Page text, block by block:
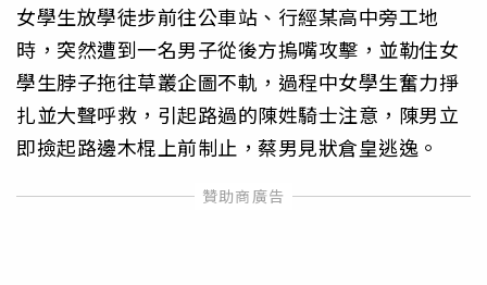
女學生放學徒步前往公車站、行經某高中旁工地
時，突然遭到一名男子從後方摀嘴攻擊，並勒住女
學生脖子拖往草叢企圖不軌，過程中女學生奮力掙
扎並大聲呼救，引起路過的陳姓騎士注意，陳男立
即撿起路邊木棍上前制止，蔡男見狀倉皇逃逸。